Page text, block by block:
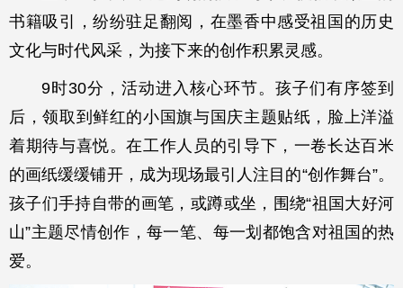
书籍吸引，纷纷驻足翻阅，在墨香中感受祖国的历史
文化与时代风采，为接下来的创作积累灵感。
9时30分，活动进入核心环节。孩子们有序签到
后，领取到鲜红的小国旗与国庆主题贴纸，脸上洋溢
着期待与喜悦。在工作人员的引导下，一卷长达百米
的画纸缓缓铺开，成为现场最引人注目的“创作舞台”。
孩子们手持自带的画笔，或蹲或坐，围绕“祖国大好河
山”主题尽情创作，每一笔、每一划都饱含对祖国的热
爱。